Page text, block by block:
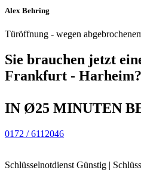
Alex Behring
Türöffnung - wegen
Sie brauchen jetzt
Frankfurt - Harheim?
IN Ø25 MINUTEN
0172 / 6112046
Schlüsselnotdienst Günstig |